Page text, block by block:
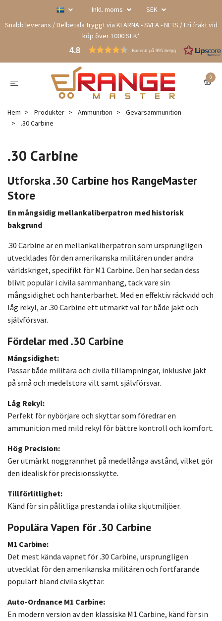
Inkl. moms
SEK
Snabb leverans / Delbetala tryggt via KLARNA - SVEA - NETS / Fri frakt vid
köp över 1000 SEK*
4.8 Baserat på 995 betyg
0
Hem Produkter Ammunition
Gevärsammunition
.30 Carbine
.30 Carbine
Utforska .30 Carbine hos RangeMaster
Store
En mångsidig mellankaliberpatron med historisk
bakgrund
.30 Carbine är en mellankaliberpatron som ursprungligen
utvecklades för den amerikanska militären under andra
världskriget, specifikt för M1 Carbine. Den har sedan dess
blivit populär i civila sammanhang, tack vare sin
mångsidighet och hanterbarhet. Med en effektiv räckvidd och
låg rekyl, är .30 Carbine ett utmärkt val för både jakt och
självförsvar.
Fördelar med .30 Carbine
Mångsidighet:
Passar både militära och civila tillämpningar, inklusive jakt
på små och medelstora vilt samt självförsvar.
Låg Rekyl:
Perfekt för nybörjare och skyttar som föredrar en
ammunition med mild rekyl för bättre kontroll och komfort.
Hög Precision:
Ger utmärkt noggrannhet på medellånga avstånd, vilket gör
den idealisk för precisionsskytte.
Tillförlitlighet:
Känd för sin pålitliga prestanda i olika skjutmiljöer.
Populära Vapen för .30 Carbine
M1 Carbine:
Det mest kända vapnet för .30 Carbine, ursprungligen
utvecklat för den amerikanska militären och fortfarande
populärt bland civila skyttar.
Auto-Ordnance M1 Carbine:
En modern version av den klassiska M1 Carbine, känd för sin